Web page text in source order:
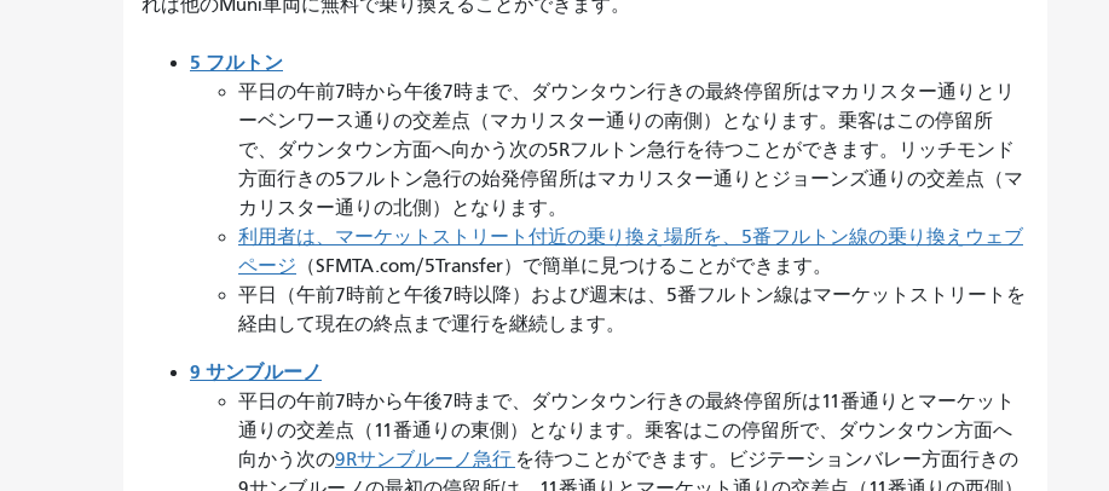
れば他のMuni車両に無料で乗り換えることができます。
5 フルトン
平日の午前7時から午後7時まで、ダウンタウン行きの最終停留所はマカリスター通りとリ
ーベンワース通りの交差点（マカリスター通りの南側）となります。乗客はこの停留所
で、ダウンタウン方面へ向かう次の5Rフルトン急行を待つことができます。リッチモンド
方面行きの5フルトン急行の始発停留所はマカリスター通りとジョーンズ通りの交差点（マ
カリスター通りの北側）となります。
利用者は、マーケットストリート付近の乗り換え場所を、5番フルトン線の乗り換えウェブ
ページ （SFMTA.com/5Transfer）で簡単に見つけることができます。
平日（午前7時前と午後7時以降）および週末は、5番フルトン線はマーケットストリートを
経由して現在の終点まで運行を継続します。
9 サンブルーノ
平日の午前7時から午後7時まで、ダウンタウン行きの最終停留所は11番通りとマーケット
通りの交差点（11番通りの東側）となります。乗客はこの停留所で、ダウンタウン方面へ
向かう次の9Rサンブルーノ急行 を待つことができます。ビジテーションバレー方面行きの